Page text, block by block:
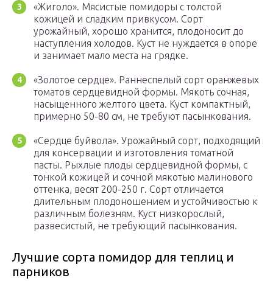
«Жиголо». Мясистые помидоры с толстой
кожицей и сладким привкусом. Сорт
урожайный, хорошо хранится, плодоносит до
наступления холодов. Куст не нуждается в опоре
и занимает мало места на грядке.
«Золотое сердце». Раннеспелый сорт оранжевых
томатов сердцевидной формы. Мякоть сочная,
насыщенного желтого цвета. Куст компактный,
примерно 50-80 см, не требуют пасынкования.
«Сердце буйвола». Урожайный сорт, подходящий
для консервации и изготовления томатной
пасты. Рыхлые плоды сердцевидной формы, с
тонкой кожицей и сочной мякотью малинового
оттенка, весят 200-250 г. Сорт отличается
длительным плодоношением и устойчивостью к
различным болезням. Куст низкорослый,
развесистый, не требующий пасынкования.
Лучшие сорта помидор для теплиц и
парников